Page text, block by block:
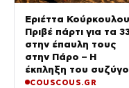
Εριέττα
Πριβέ πάρτι για τα
στην έπαυλη τους
στην Πάρο – Η
έκπληξη του
της
COUSCOUS.GR